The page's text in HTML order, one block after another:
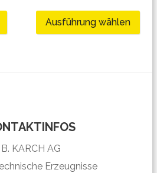
Ausführung wählen
B. KARCH AG
Erzeugnisse